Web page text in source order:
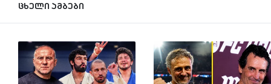
ცხელი ამბები